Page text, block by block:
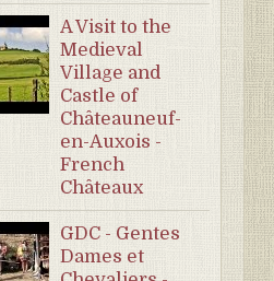
A Visit to the
Medieval
Village and
Castle of
Châteauneuf-
en-Auxois -
French
Châteaux
GDC - Gentes
Dames et